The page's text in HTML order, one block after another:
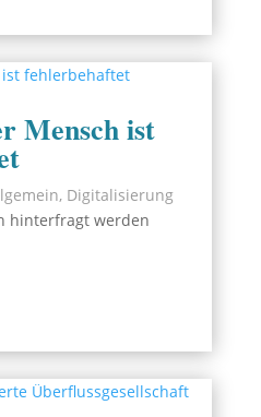
Mensch ist
, Digitalisierung
hinterfragt werden